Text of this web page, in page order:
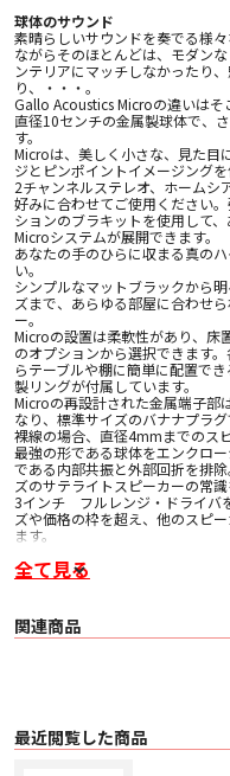
球体のサウンド
素晴らしいサウンドを奏でる様
ながらそのほとんどは、モダン
ンテリアにマッチしなかったり
り、・・・。
Gallo Acoustics Microの違いはそ
直径10センチの金属製球体で、
す。
Microは、美しく小さな、見た目
ジとピンポイントイメージングを
2チャンネルステレオ、ホームシ
好みに合わせてご使用ください
ションのブラキットを使用して
Microシステムが展開できます。
あなたの手のひらに収まる真の
い。
シンプルなマットブラックから
ズまで、あらゆる部屋に合わせ
ー。
Microの設置は柔軟性があり、床
のオプションから選択できます
らテーブルや棚に簡単に配置で
製リングが付属しています。
Microの再設計された金属端子部
なり、標準サイズのバナナプラグ
裸線の場合、直径4mmまでのス
最強の形である球体をエンクロ
である内部共振と外部回折を排
ズのサテライトスピーカーの常
3インチ フルレンジ・ドライバ
ズや価格の枠を超え、他のスピ
ます。
■主な仕様
〇 再生周波数
・ アイソレーションリングでデ
〇 能率 89 dB/w 2.8v /m
〇 重量 795g
〇 コーン素材 Micalポリプロピ
全て見る
関連商品
最近閲覧した商品